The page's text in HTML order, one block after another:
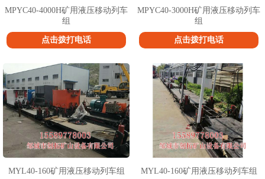
MPYC40-4000H矿用液压移动列车
组
点击拨打电话
MPYC40-3000H矿用液压移动列车
组
点击拨打电话
MYL40-160矿用液压移动列车组 MYL40-160矿用液压移动列车组